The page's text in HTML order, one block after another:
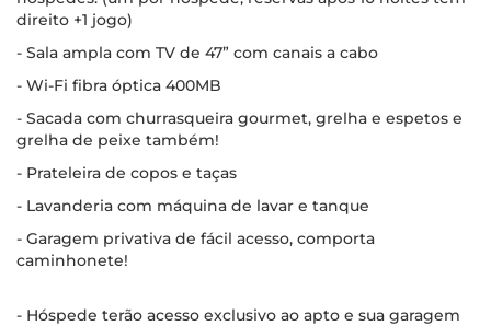
direito +1 jogo)
- Sala ampla com TV de 47” com canais a cabo
- Wi-Fi fibra óptica 400MB
- Sacada com churrasqueira gourmet, grelha e espetos e
grelha de peixe também!
- Prateleira de copos e taças
- Lavanderia com máquina de lavar e tanque
- Garagem privativa de fácil acesso, comporta
caminhonete!
- Hóspede terão acesso exclusivo ao apto e sua garagem